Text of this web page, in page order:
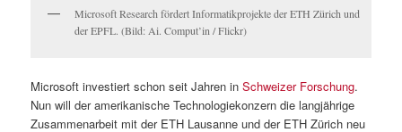
Microsoft Research fördert Informatikprojekte der ETH Zürich und
der EPFL. (Bild: Ai. Comput’in / Flickr)
Microsoft investiert schon seit Jahren inSchweizer Forschung.
Nun will der amerikanische Technologiekonzern die langjährige
Zusammenarbeit mit der ETH Lausanne und der ETH Zürich neu